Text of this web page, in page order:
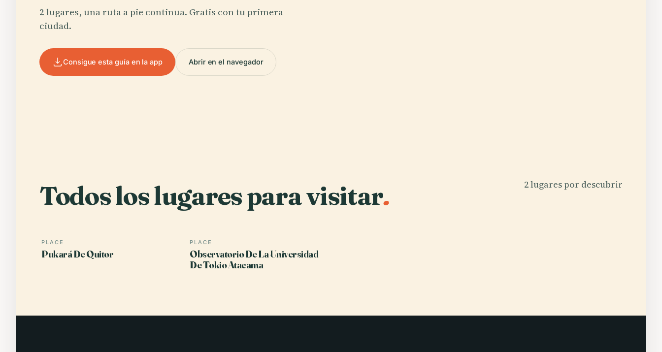
2 lugares, una ruta a pie continua. Gratis con tu primera
ciudad.
Consigue esta guía en la app Abrir en el navegador
Todos los lugares para visitar. 2 lugares por descubrir
PLACE
Pukará De Quitor
PLACE
Observatorio De La Universidad
De Tokio Atacama